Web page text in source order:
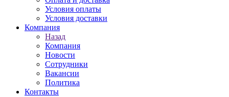
Условия оплаты
Условия доставки
Компания
Назад
Компания
Новости
Сотрудники
Вакансии
Политика
Контакты